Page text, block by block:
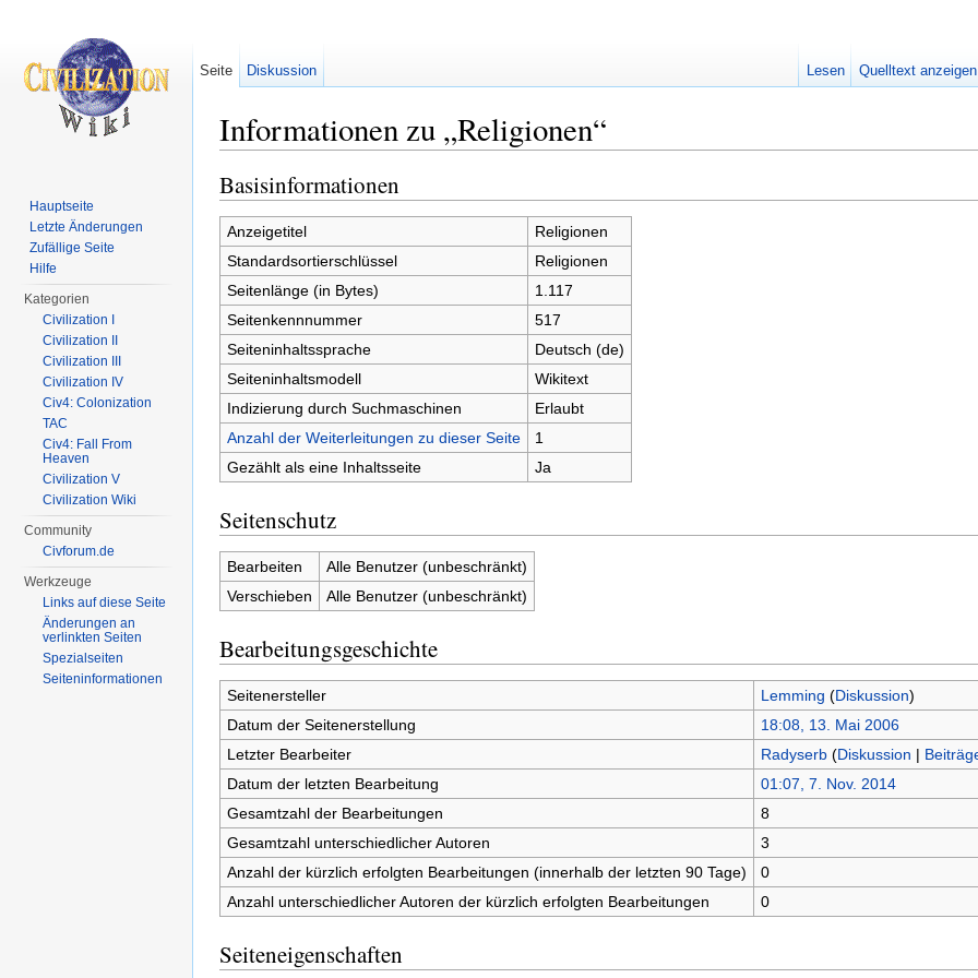
Informationen zu „Religionen“
Basisinformationen
Anzeigetitel
Religionen
Standardsortierschlüssel
Religionen
Seitenlänge (in Bytes)
1.117
Seitenkennnummer
517
Seiteninhaltssprache
Deutsch (de)
Seiteninhaltsmodell
Wikitext
Indizierung durch Suchmaschinen
Erlaubt
Anzahl der Weiterleitungen zu dieser Seite
1
Gezählt als eine Inhaltsseite
Ja
Seitenschutz
Bearbeiten
Alle Benutzer (unbeschränkt)
Verschieben
Alle Benutzer (unbeschränkt)
Bearbeitungsgeschichte
Seitenersteller Lemming (Diskussion)
Datum der Seitenerstellung
18:08, 13. Mai 2006
Letzter Bearbeiter
Radyserb (Diskussion |
Datum der letzten Bearbeitung
01:07, 7. Nov. 2014
Gesamtzahl der Bearbeitungen
8
Gesamtzahl unterschiedlicher Autoren
3
Anzahl der kürzlich erfolgten Bearbeitungen (innerhalb der letzten 90 Tage)
0
Anzahl unterschiedlicher Autoren der kürzlich erfolgten Bearbeitungen
0
Seiteneigenschaften
Seite Diskussion Lesen Quelltext anzeigen
Hauptseite
Letzte Änderungen
Zufällige Seite
Hilfe
Kategorien
Civilization I
Civilization II
Civilization III
Civilization IV
Civ4: Colonization
TAC
Civ4: Fall From
Heaven
Civilization V
Civilization Wiki
Community
Civforum.de
Werkzeuge
Links auf diese Seite
Änderungen an
verlinkten Seiten
Spezialseiten
Seiten­informationen